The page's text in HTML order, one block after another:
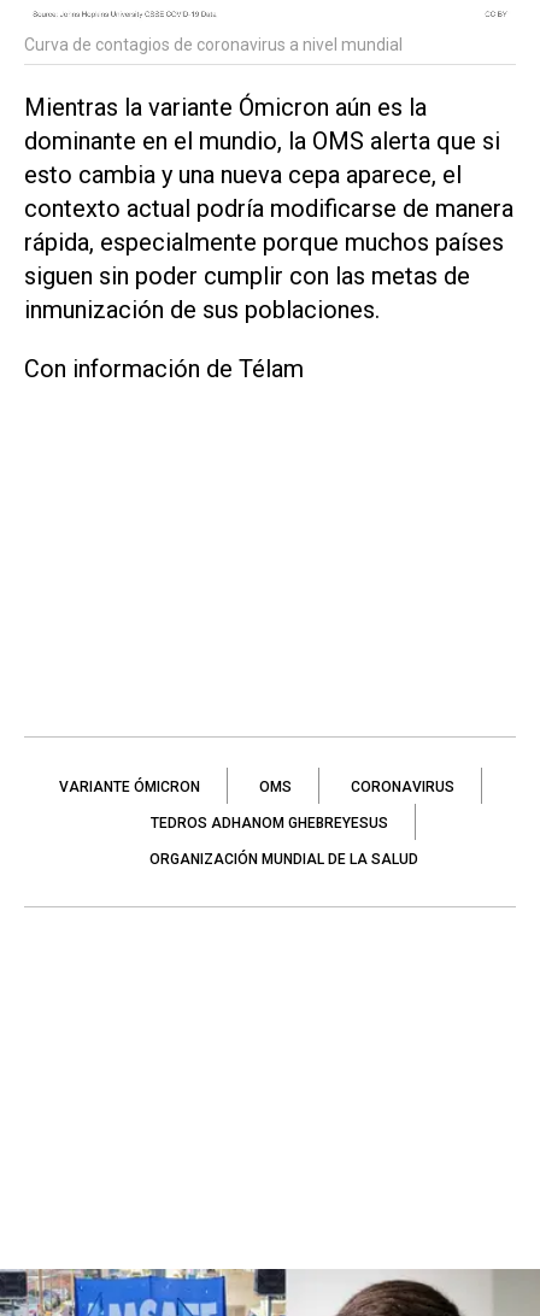
Curva de contagios de coronavirus a nivel mundial
Mientras la variante Ómicron aún es la
dominante en el mundio, la OMS alerta que si
esto cambia y una nueva cepa aparece, el
contexto actual podría modificarse de manera
rápida, especialmente porque muchos países
siguen sin poder cumplir con las metas de
inmunización de sus poblaciones.
Con información de Télam
VARIANTE ÓMICRON OMS CORONAVIRUS
TEDROS ADHANOM GHEBREYESUS
ORGANIZACIÓN MUNDIAL DE LA SALUD